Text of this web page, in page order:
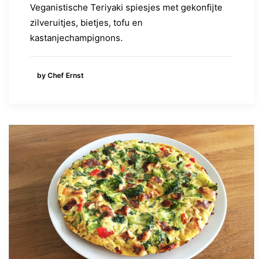
Veganistische Teriyaki spiesjes met gekonfijte
zilveruitjes, bietjes, tofu en
kastanjechampignons.
by Chef Ernst